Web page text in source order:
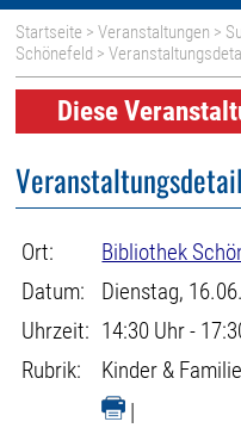
Startseite >Veranstaltungen >
Schönefeld >
Diese
Ort:
Bibliothek
Datum:
Dienstag,
Uhrzeit: 14:30 Uhr -
Rubrik:
Kinder & Familie
|